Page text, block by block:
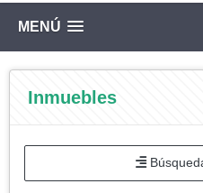
MENÚ
Inmuebles